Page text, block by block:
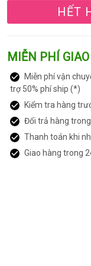
HẾT
MIỄN PHÍ
Miễn phí vận
trợ 50% phí ship (*)
Kiểm tra hàng
Đổi trả hàng
Thanh toán khi
Giao hàng trong